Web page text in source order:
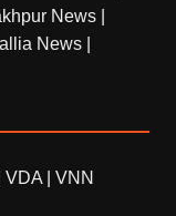
News
News
VDA VNN